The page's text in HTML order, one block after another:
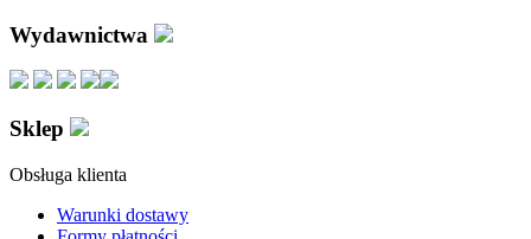
Wydawnictwa
Sklep
Obsługa klienta
Warunki dostawy